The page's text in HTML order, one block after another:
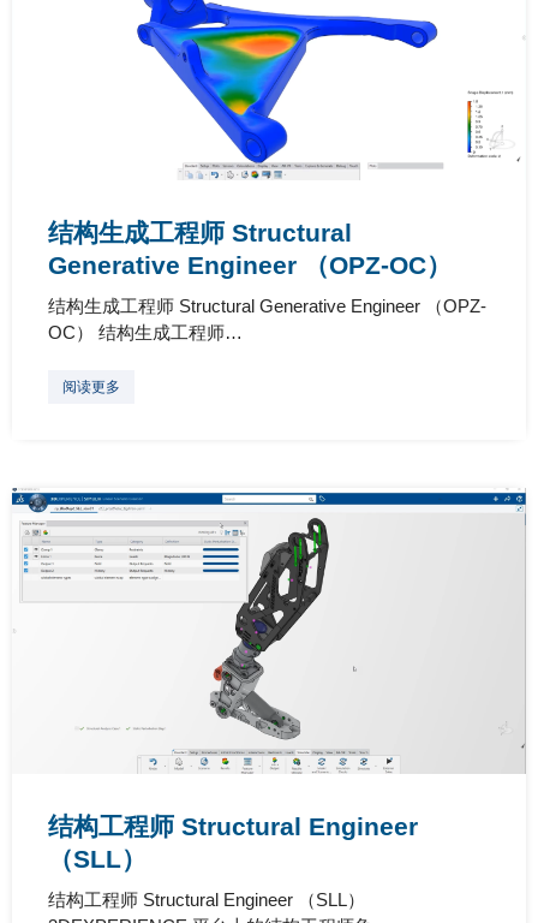
结构生成工程师 Structural
Generative Engineer （OPZ-OC）
结构生成工程师 Structural Generative Engineer （OPZ-
OC） 结构生成工程师…
阅读更多
结构工程师 Structural Engineer
（SLL）
结构工程师 Structural Engineer （SLL）